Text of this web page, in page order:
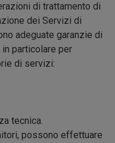
di trattamento di
dei Servizi di
adeguate garanzie di
particolare per
di servizi:
tecnica.
possono effettuare